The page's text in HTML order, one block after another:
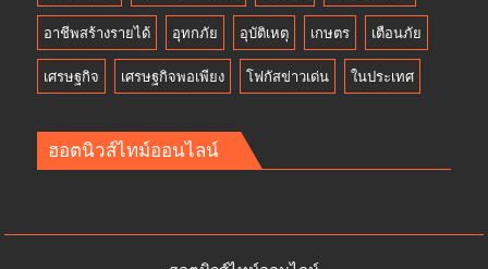
อาชีพสร้างรายได้ อุทกภัย อุบัติเหตุ เกษตร เตือนภัย
เศรษฐกิจ เศรษฐกิจพอเพียง โฟกัสข่าวเด่น ในประเทศ
ฮอตนิวส์ไทม์ออนไลน์